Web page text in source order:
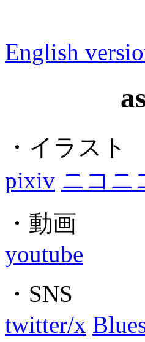
English
・イラスト
pixiv ニコニ
・動画
youtube
・SNS
twitter/x